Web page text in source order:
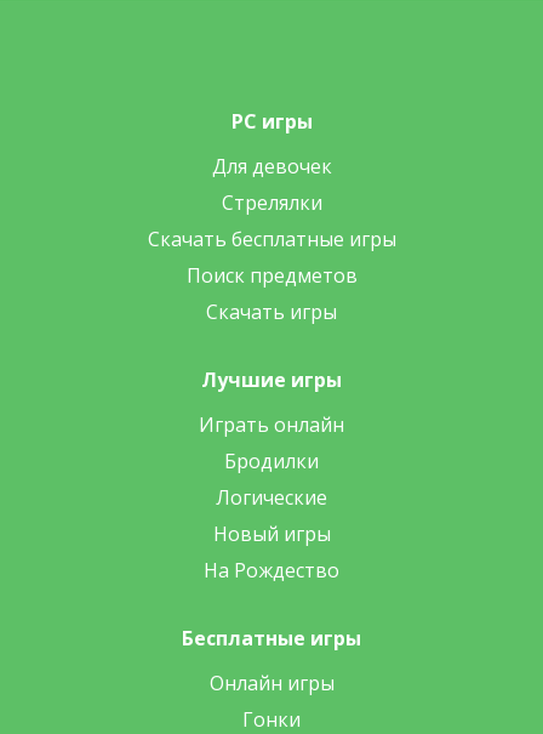
PC игры
Для девочек
Стрелялки
Скачать бесплатные игры
Поиск предметов
Скачать игры
Лучшие игры
Играть онлайн
Бродилки
Логические
Новый игры
На Рождество
Бесплатные игры
Онлайн игры
Гонки